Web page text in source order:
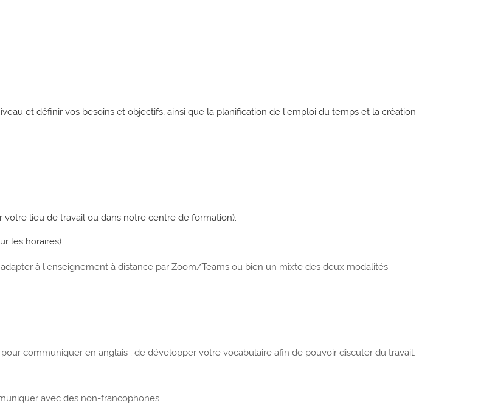
et définir vos besoins et objectifs, ainsi que la planification de l’emploi du temps et la création
lieu de travail ou dans notre centre de formation).
les horaires)
à l’enseignement à distance par Zoom/Teams ou bien un mixte des deux modalités
communiquer en anglais ; de développer votre vocabulaire afin de pouvoir discuter du travail,
avec des non-francophones.